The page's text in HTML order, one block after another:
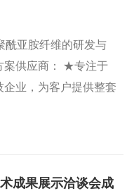
酰亚胺纤维的研发与
案供应商： ★专注于
业，为客户提供整套
成果展示洽谈会成